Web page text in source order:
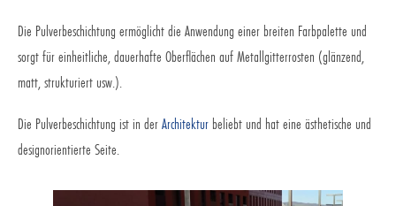
Die Pulverbeschichtung ermöglicht die Anwendung einer breiten Farbpalette und
sorgt für einheitliche, dauerhafte Oberflächen auf Metallgitterrosten (glänzend,
matt, strukturiert usw.).
Die Pulverbeschichtung ist in derArchitektur beliebt und hat eine ästhetische und
designorientierte Seite.